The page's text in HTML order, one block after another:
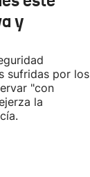
y
sufridas por los
"con
la